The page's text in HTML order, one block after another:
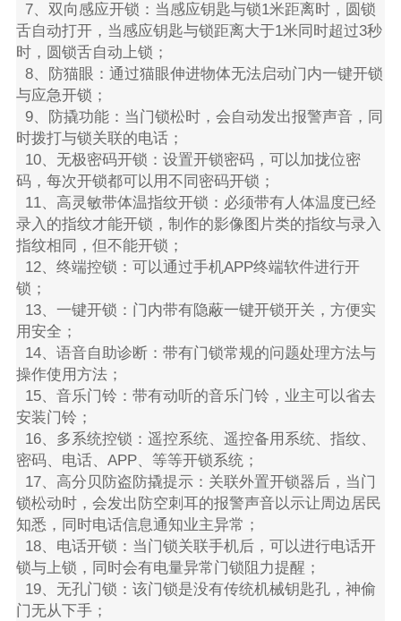
7、双向感应开锁：当感应钥匙与锁1米距离时，圆锁
舌自动打开，当感应钥匙与锁距离大于1米同时超过3秒
时，圆锁舌自动上锁；
8、防猫眼：通过猫眼伸进物体无法启动门内一键开锁
与应急开锁；
9、防撬功能：当门锁松时，会自动发出报警声音，同
时拨打与锁关联的电话；
10、无极密码开锁：设置开锁密码，可以加拢位密
码，每次开锁都可以用不同密码开锁；
11、高灵敏带体温指纹开锁：必须带有人体温度已经
录入的指纹才能开锁，制作的影像图片类的指纹与录入
指纹相同，但不能开锁；
12、终端控锁：可以通过手机APP终端软件进行开
锁；
13、一键开锁：门内带有隐蔽一键开锁开关，方便实
用安全；
14、语音自助诊断：带有门锁常规的问题处理方法与
操作使用方法；
15、音乐门铃：带有动听的音乐门铃，业主可以省去
安装门铃；
16、多系统控锁：遥控系统、遥控备用系统、指纹、
密码、电话、APP、等等开锁系统；
17、高分贝防盗防撬提示：关联外置开锁器后，当门
锁松动时，会发出防空刺耳的报警声音以示让周边居民
知悉，同时电话信息通知业主异常；
18、电话开锁：当门锁关联手机后，可以进行电话开
锁与上锁，同时会有电量异常门锁阻力提醒；
19、无孔门锁：该门锁是没有传统机械钥匙孔，神偷
门无从下手；